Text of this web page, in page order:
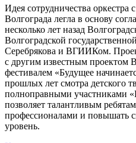
Идея сотрудничества оркестра
Волгограда легла в основу
несколько лет назад
Волгоградской
Серебрякова и ВГИИКом.
с другим известным проектом
фестивалем «Будущее
прошлых лет смотра детского
полноправными участниками
позволяет талантливым
профессионалами и повышать
уровень.